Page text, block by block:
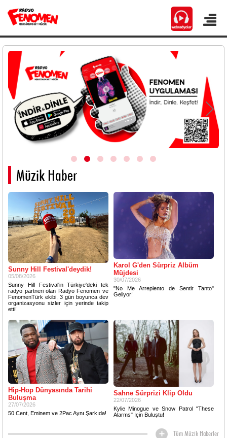
Müzik Haber
Sunny Hill Festival'deydik!
05/08/2026
Sunny Hill Festival'in Türkiye'deki tek
radyo partneri olan Radyo Fenomen ve
FenomenTürk ekibi, 3 gün boyunca dev
organizasyonu sizler için yerinde takip
etti!
Karol G'den Sürpriz Albüm
Müjdesi
30/07/2026
"No Me Arrepiento de Sentir Tanto"
Geliyor!
Hip-Hop Dünyasında Tarihi
Buluşma
27/07/2026
50 Cent, Eminem ve 2Pac Aynı Şarkıda!
Sahne Sürprizi Klip Oldu
22/07/2026
Kylie Minogue ve Snow Patrol "These
Alarms" İçin Buluştu!
Tüm Müzik Haberler